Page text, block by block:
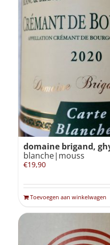
domaine brigand,
blanche|mouss
€19,90
Toevoegen aan winkelwagen